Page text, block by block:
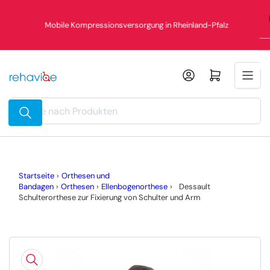
Mobile Kompressionsversorgung in Rheinland-Pfalz
Suche
nach
Produkten
Mini-Warenkorb öffnen
Startseite › Orthesen und
Bandagen › Orthesen › Ellenbogenorthese ›
Dessault
Schulterorthese zur Fixierung von Schulter und Arm
Produktinformationen